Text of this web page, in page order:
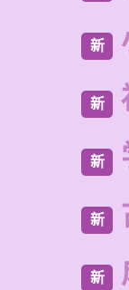
新
新
新
新
新